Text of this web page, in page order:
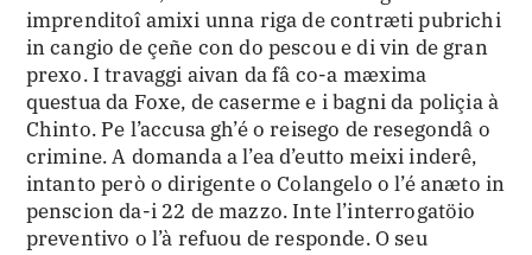
imprenditoî amixi unna riga de contræti pubrichi
in cangio de çeñe con do pescou e di vin de gran
prexo. I travaggi aivan da fâ co-a mæxima
questua da Foxe, de caserme e i bagni da poliçia à
Chinto. Pe l’accusa gh’é o reisego de resegondâ o
crimine. A domanda a l’ea d’eutto meixi inderê,
intanto però o dirigente o Colangelo o l’é anæto in
penscion da-i 22 de mazzo. Inte l’interrogatöio
preventivo o l’à refuou de responde. O seu